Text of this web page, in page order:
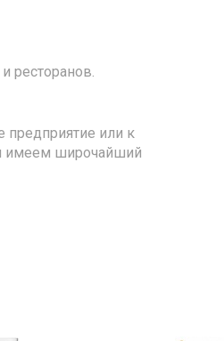
ресторанов.
предприятие или к
имеем широчайший